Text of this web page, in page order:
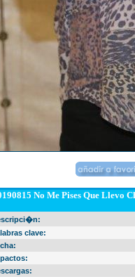
No Me Pises Que Llevo
clave: